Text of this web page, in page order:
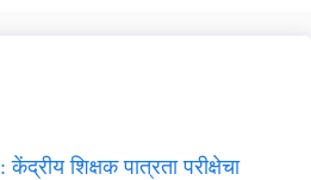
शिक्षक पात्रता परीक्षेचा